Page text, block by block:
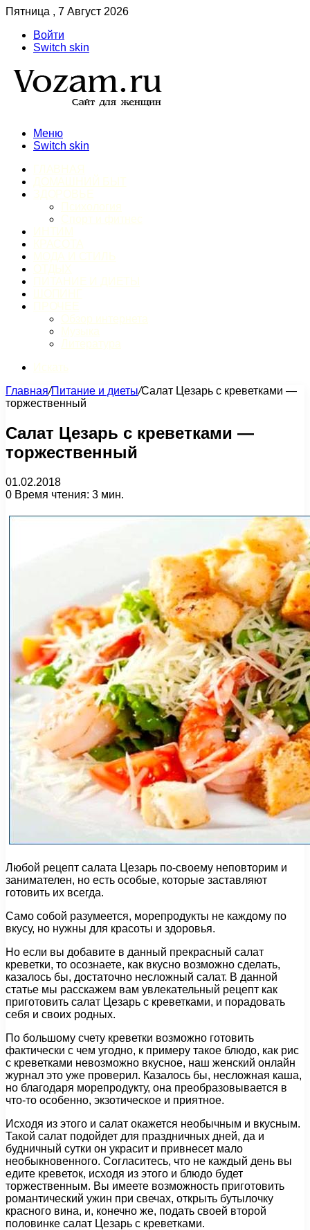
Пятница , 7 Август 2026
Войти
Switch skin
Меню
Switch skin
Главная/Питание и диеты/Салат Цезарь с креветками —
торжественный
Салат Цезарь с креветками —
торжественный
01.02.2018
0 Время чтения: 3 мин.
Любой рецепт салата Цезарь по-своему неповторим и
занимателен, но есть особые, которые заставляют
готовить их всегда.
Само собой разумеется, морепродукты не каждому по
вкусу, но нужны для красоты и здоровья.
Но если вы добавите в данный прекрасный салат
креветки, то осознаете, как вкусно возможно сделать,
казалось бы, достаточно несложный салат. В данной
статье мы расскажем вам увлекательный рецепт как
приготовить салат Цезарь с креветками, и порадовать
себя и своих родных.
По большому счету креветки возможно готовить
фактически с чем угодно, к примеру такое блюдо, как рис
с креветками невозможно вкусное, наш женский онлайн
журнал это уже проверил. Казалось бы, несложная каша,
но благодаря морепродукту, она преобразовывается в
что-то особенно, экзотическое и приятное.
Исходя из этого и салат окажется необычным и вкусным.
Такой салат подойдет для праздничных дней, да и
будничный сутки он украсит и привнесет мало
необыкновенного. Согласитесь, что не каждый день вы
едите креветок, исходя из этого и блюдо будет
торжественным. Вы имеете возможность приготовить
романтический ужин при свечах, открыть бутылочку
красного вина, и, конечно же, подать своей второй
половинке салат Цезарь с креветками.